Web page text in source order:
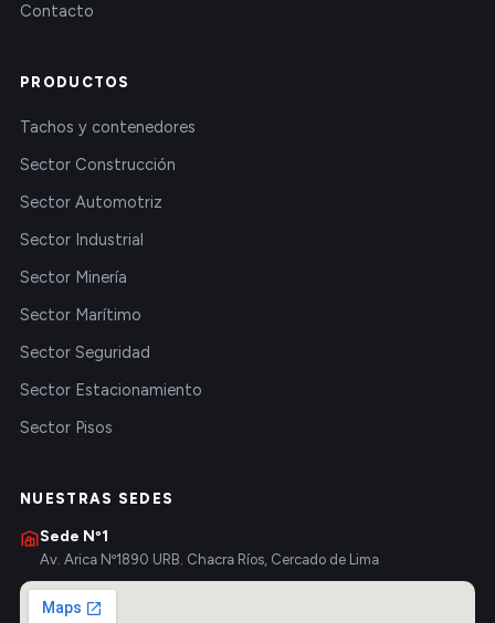
Contacto
PRODUCTOS
Tachos y contenedores
Sector Construcción
Sector Automotriz
Sector Industrial
Sector Minería
Sector Marítimo
Sector Seguridad
Sector Estacionamiento
Sector Pisos
NUESTRAS SEDES
Sede Nº1
Av. Arica Nº1890 URB. Chacra Ríos, Cercado de Lima